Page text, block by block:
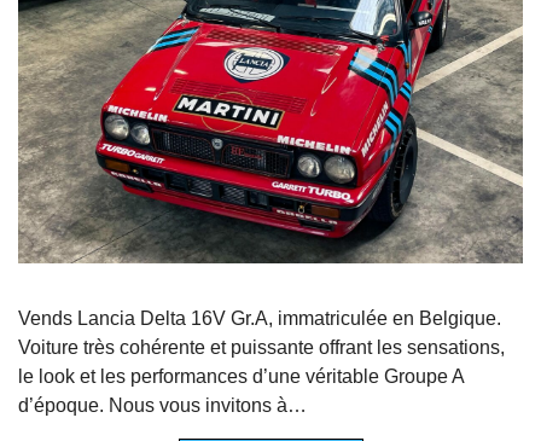
Vends Lancia Delta 16V Gr.A, immatriculée en Belgique.
Voiture très cohérente et puissante offrant les sensations,
le look et les performances d’une véritable Groupe A
d’époque. Nous vous invitons à…